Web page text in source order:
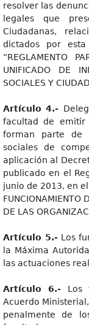
resolver las
legales que
Ciudadanas,
dictados por
“REGLAMENTO
UNIFICADO DE
SOCIALES Y
Artícul o 4.-
facultad de emitir
forman parte de
sociales de
aplicación al
publicado en el
junio de 2013, en el
FUNCIONAMIENTO
DE LAS
Artícul o 5.- Los
la Máxima
las actuaciones
Artícul o 6.- Los
Acuerdo
penalmente de